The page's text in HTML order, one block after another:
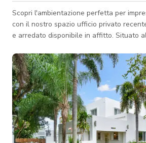
Scopri l'ambientazione perfetta per
con il nostro spazio ufficio privato
e arredato disponibile in affitto. Situato
garantisce comodità. I tuoi ospiti
calorosamente dal nostro personale di
aggiungendo un tocco professionale a
comfort, stile e funzionalità in uno
elevare le tue interazion